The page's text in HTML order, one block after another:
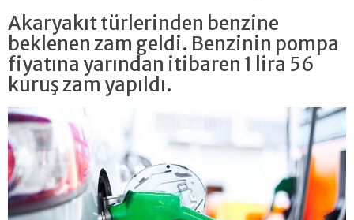
Akaryakıt türlerinden benzine
beklenen zam geldi. Benzinin pompa
fiyatına yarından itibaren 1 lira 56
kuruş zam yapıldı.